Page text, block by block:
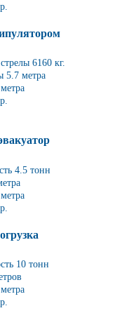
6160 кг.
5.7 метра
4.5 тонн
10 тонн